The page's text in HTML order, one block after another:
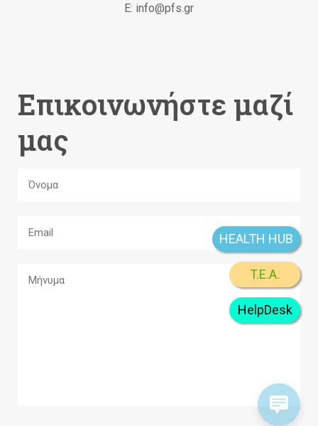
Ε: info@pfs.gr
Επικοινωνήστε μαζί
μας
HelpDesk
T.E.A.
HEALTH HUB